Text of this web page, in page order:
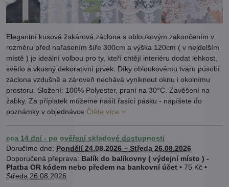
Elegantní kusová žakárová záclona s obloukovým zakončením v
rozměru před nařasením šíře 300cm a výška 120cm ( v nejdelším
místě ) je ideální volbou pro ty, kteří chtějí interiéru dodat lehkost,
světlo a vkusný dekorativní prvek. Díky obloukovému tvaru působí
záclona vzdušně a zároveň nechává vyniknout oknu i okolnímu
prostoru. Složení: 100% Polyester, praní na 30°C. Zavěšení na
žabky. Za příplatek můžeme našít řasící pásku - napíšete do
poznámky v objednávce Čtěte více
cca 14 dní - po ověření skladové dostupnosti
Doručíme dne: Pondělí 24.08.2026 − Středa 26.08.2026
Balík do balíkovny ( výdejní místo ) -
Platba OR kódem nebo předem na bankovní účet • 75 Kč •
Středa 26.08.2026